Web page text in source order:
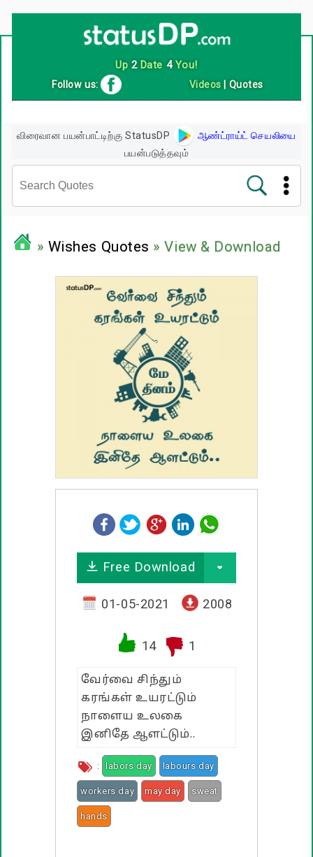
Follow us: Videos Quotes
விரைவான பயன்பாட்டிற்கு StatusDP
ஆண்ட்ராய்ட் செயலியை
பயன்படுத்தவும்
பழமொழிகள்
ஊக்கம் / உத்வேக பொன்மொழிகள்
காதல் பொன்மொழிகள்
மகிழ்ச்சி பொன்மொழிகள்
பொதுவான பொன்மொழிகள்
கடவுள் பொன்மொழிகள்
பண்டிகை வாழ்த்துக்கள்
» Wishes Quotes » View & Download
Free Download
01-05-2021 2008
14 1
வேர்வை சிந்தும்
கரங்கள் உயரட்டும்
நாளைய உலகை
இனிதே ஆளட்டும்..
: labors day labours day
workers day may day sweat
hands